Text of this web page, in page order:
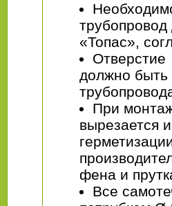
«Топас»,
должно быть
При
вырезается
фена и
Все